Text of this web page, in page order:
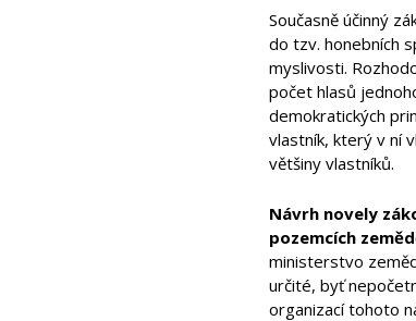
Současně účinný
do tzv. honebních
myslivosti.
počet hlasů
demokratických
vlastník, který v ní
většiny vlastníků.
Návrh novely
pozemcích
ministerstvo
určité, byť
organizací tohoto